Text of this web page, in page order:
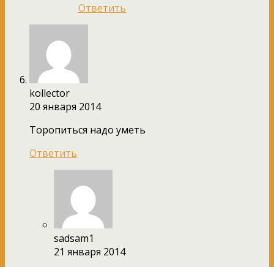
Ответить
kollector
20 января 2014
Торопиться надо уметь
Ответить
sadsam1
21 января 2014